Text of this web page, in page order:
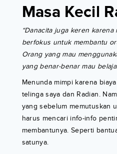
Masa Kecil
“Danacita juga keren
berfokus untuk membantu
Orang yang mau
yang benar-benar mau
Menunda mimpi karena
telinga saya dan Radian.
yang sebelum memutuskan
harus mencari info-info
membantunya. Seperti
satunya.